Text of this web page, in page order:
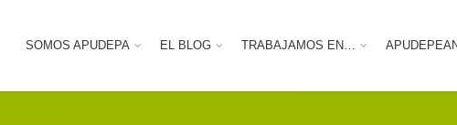
SOMOS APUDEPA EL BLOG TRABAJAMOS EN…